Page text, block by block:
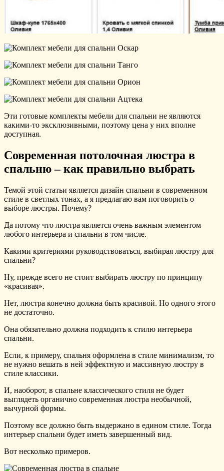
Эти готовые комплекты мебели для спальни не являются
какими-то эксклюзивными, поэтому цена у них вполне
доступная.
Современная потолочная люстра в
спальню – как правильно выбрать
Темой этой статьи является дизайн спальни в современном
стиле в светлых тонах, а я предлагаю вам поговорить о
выборе люстры. Почему?
Да потому что люстра является очень важным элементом
любого интерьера и спальни в том числе.
Какими критериями руководствоваться, выбирая люстру для
спальни?
Ну, прежде всего не стоит выбирать люстру по принципу
«красивая».
Нет, люстра конечно должна быть красивой. Но одного этого
не достаточно.
Она обязательно должна подходить к стилю интерьера
спальни.
Если, к примеру, спальня оформлена в стиле минимализм, то
не нужно вешать в ней эффектную и массивную люстру в
стиле классики.
И, наоборот, в спальне классического стиля не будет
выглядеть органично современная люстра необычной,
вычурной формы.
Поэтому все должно быть выдержано в едином стиле. Тогда
интерьер спальни будет иметь завершенный вид.
Вот несколько примеров.